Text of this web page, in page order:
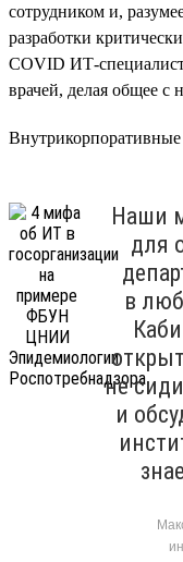
сотрудником и,
разработки
COVID ИТ-
врачей, делая общее с
Наши
для
в
не
и